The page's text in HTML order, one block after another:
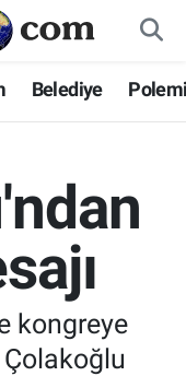
Belediye
kongreye